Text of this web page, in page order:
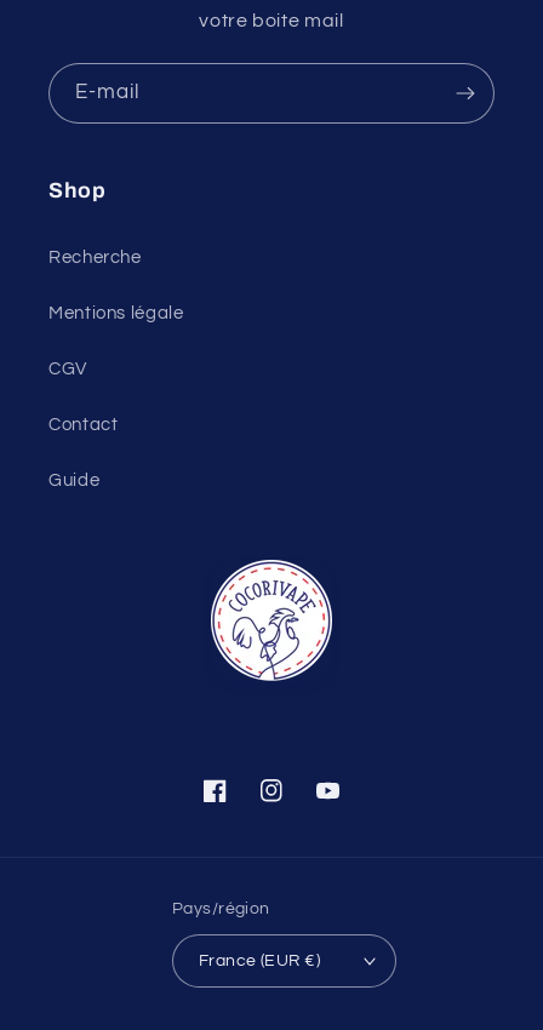
votre boite mail
E-mail
Shop
Recherche
Mentions légale
CGV
Contact
Guide
FacebookInstagramYouTube
Pays/région
France (EUR €)